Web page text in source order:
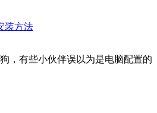
装方法
，有些小伙伴误以为是电脑配置的